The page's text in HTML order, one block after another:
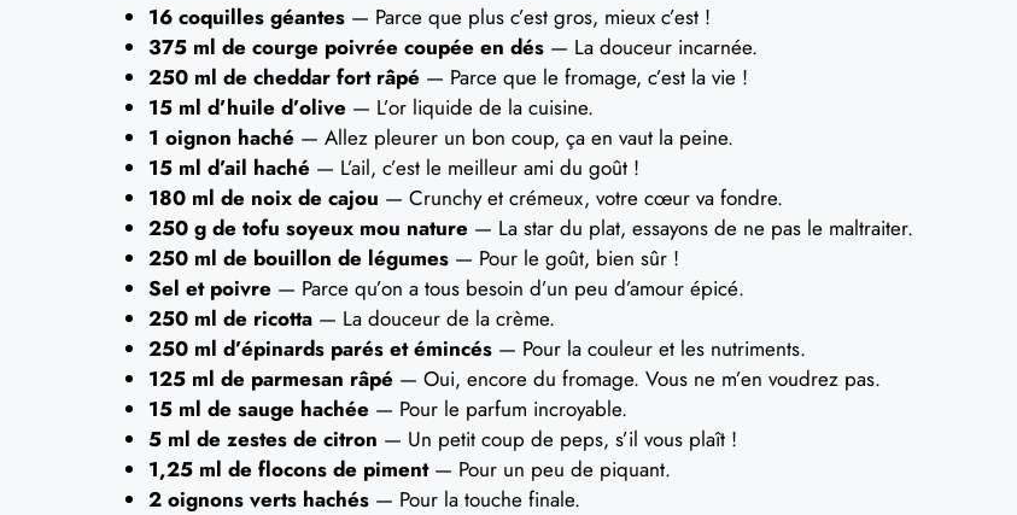
16 coquilles géantes — Parce que plus c’est gros, mieux c’est !
375 ml de courge poivrée coupée en dés — La douceur incarnée.
250 ml de cheddar fort râpé — Parce que le fromage, c’est la vie !
15 ml d’huile d’olive — L’or liquide de la cuisine.
1 oignon haché — Allez pleurer un bon coup, ça en vaut la peine.
15 ml d’ail haché — L’ail, c’est le meilleur ami du goût !
180 ml de noix de cajou — Crunchy et crémeux, votre cœur va fondre.
250 g de tofu soyeux mou nature — La star du plat, essayons de ne pas le maltraiter.
250 ml de bouillon de légumes — Pour le goût, bien sûr !
Sel et poivre — Parce qu’on a tous besoin d’un peu d’amour épicé.
250 ml de ricotta — La douceur de la crème.
250 ml d’épinards parés et émincés — Pour la couleur et les nutriments.
125 ml de parmesan râpé — Oui, encore du fromage. Vous ne m’en voudrez pas.
15 ml de sauge hachée — Pour le parfum incroyable.
5 ml de zestes de citron — Un petit coup de peps, s’il vous plaît !
1,25 ml de flocons de piment— Pour un peu de piquant.
2 oignons verts hachés — Pour la touche finale.